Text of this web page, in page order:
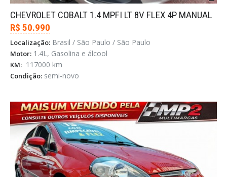
CHEVROLET COBALT 1.4 MPFI LT 8V FLEX 4P MANUAL
R$ 50.990
Localização: Brasil / São Paulo / São Paulo
Motor: 1.4L, Gasolina e álcool
KM: 117000 km
Condição: semi-novo